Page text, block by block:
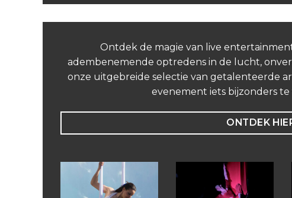
Ontdek de magie van live
adembenemende optredens in de lucht,
onze uitgebreide selectie van getalenteerde
evenement iets bijzonders
ONTDEK